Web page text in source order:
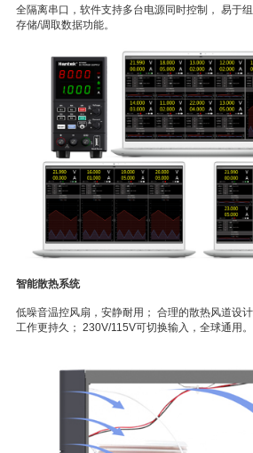
全隔离串口，软件支持多台电源同时控制， 易于
存储/调取数据功能。
智能散热系统
低噪音温控风扇，安静耐用； 合理的散热风道设
工作更持久； 230V/115V可切换输入，全球通用。